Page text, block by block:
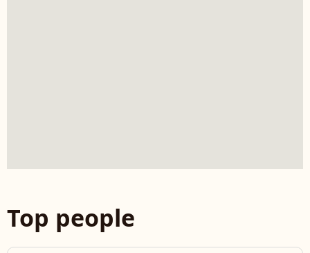
Top people